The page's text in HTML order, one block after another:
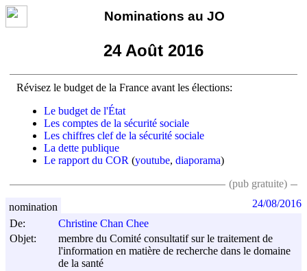
Nominations au JO
24 Août 2016
Révisez le budget de la France avant les élections:
Le budget de l'État
Les comptes de la sécurité sociale
Les chiffres clef de la sécurité sociale
La dette publique
Le rapport du COR (youtube, diaporama)
(pub gratuite)
De:
Christine Chan Chee
Objet:
membre du Comité consultatif sur le traitement de
l'information en matière de recherche dans le domaine
de la santé
nomination 24/08/2016